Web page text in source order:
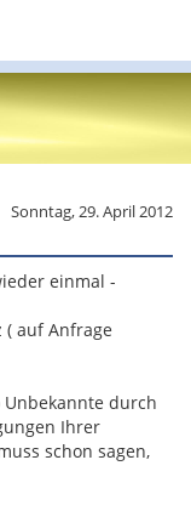
Sonntag, 29. April 2012
einmal -
auf Anfrage
durch
Ihrer
schon sagen,